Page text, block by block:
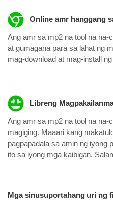
Online amr hanggang
Ang amr sa mp2 na tool na na-
at gumagana para sa lahat ng
mag-download at mag-install
Libreng
Ang amr sa mp2 na tool na na-
magiging. Maaari kang
pagpapadala sa amin ng iyong
ito sa iyong mga kaibigan.
Mga sinusuportahang uri ng